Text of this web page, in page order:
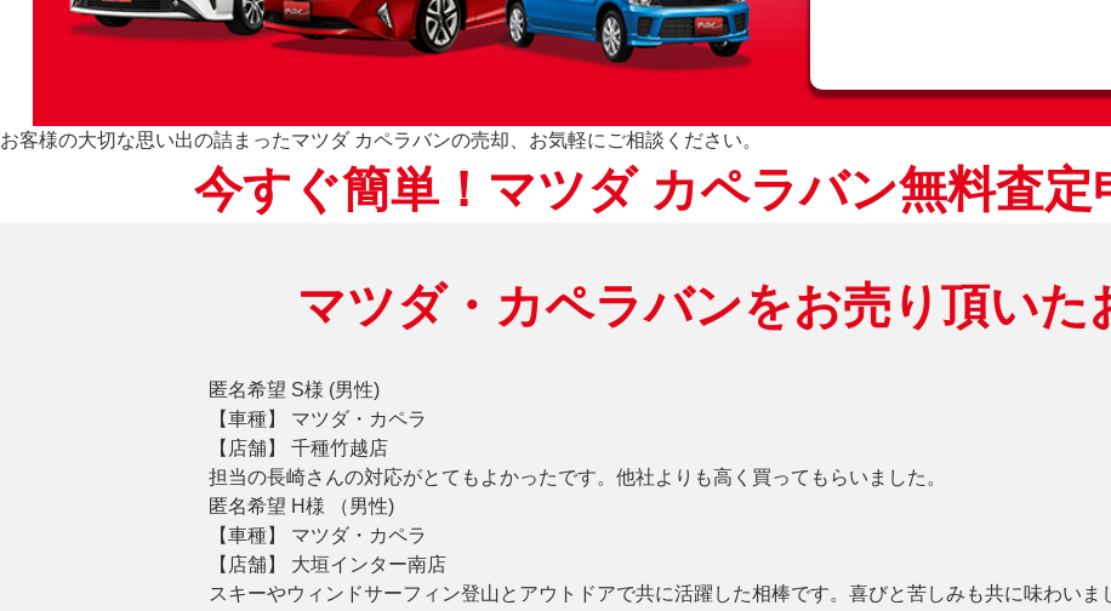
お客様の大切な思い出の詰まったマツダ カペラバンの売却、お気軽にご相談ください。
今すぐ簡単！マツダ カペラバン無料査定
マツダ・カペラバンをお売り頂いた
匿名希望 S様 (男性)
【車種】 マツダ・カペラ
【店舗】 千種竹越店
担当の長崎さんの対応がとてもよかったです。他社よりも高く買ってもらいました。
匿名希望 H様 （男性)
【車種】 マツダ・カペラ
【店舗】 大垣インター南店
スキーやウィンドサーフィン登山とアウトドアで共に活躍した相棒です。喜びと苦しみも共に味わいま